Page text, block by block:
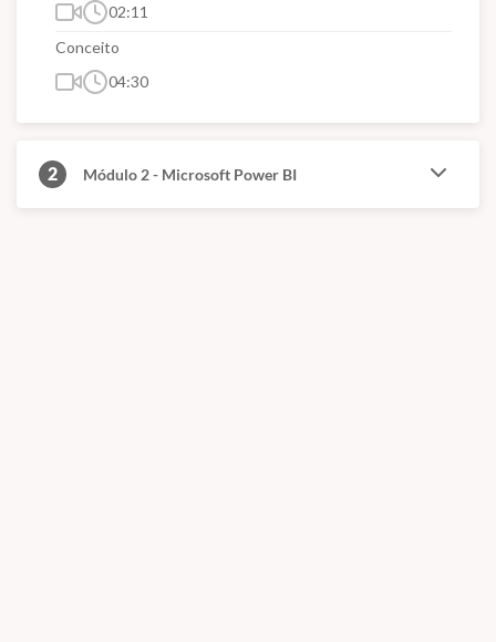
02:11
Conceito
04:30
2 Módulo 2 - Microsoft Power BI